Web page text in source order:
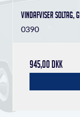
Vindafviser soltag,
0390
945,00 DKK